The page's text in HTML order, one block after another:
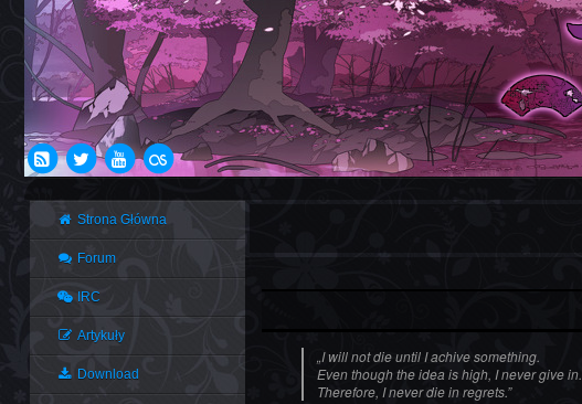
Strona Główna
Forum
IRC
Artykuły
Download
„I will not die until I achive something.
Even though the idea is high, I never give in.
Therefore, I never die in regrets.”